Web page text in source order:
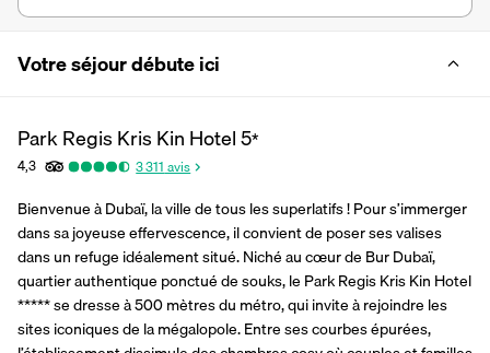
Votre séjour débute ici
Park Regis Kris Kin Hotel5*
4,3 3 311 avis
Bienvenue à Dubaï, la ville de tous les superlatifs ! Pour s’immerger
dans sa joyeuse effervescence, il convient de poser ses valises
dans un refuge idéalement situé. Niché au cœur de Bur Dubaï,
quartier authentique ponctué de souks, le Park Regis Kris Kin Hotel
***** se dresse à 500 mètres du métro, qui invite à rejoindre les
sites iconiques de la mégalopole. Entre ses courbes épurées,